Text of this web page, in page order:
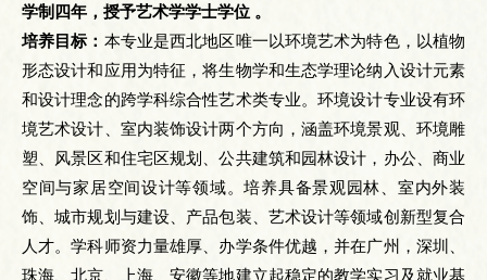
学制四年，授予艺术学学士学位 。
培养目标： 本专业是西北地区唯一以环境艺术为特色，以植物
形态设计和应用为特征，将生物学和生态学理论纳入设计元素
和设计理念的跨学科综合性艺术类专业。环境设计专业设有环
境艺术设计、室内装饰设计两个方向，涵盖环境景观、环境雕
塑、风景区和住宅区规划、公共建筑和园林设计，办公、商业
空间与家居空间设计等领域。培养具备景观园林、室内外装
饰、城市规划与建设、产品包装、艺术设计等领域创新型复合
人才。学科师资力量雄厚、办学条件优越，并在广州，深圳、
珠海、北京、上海、安徽等地建立起稳定的教学实习及就业基